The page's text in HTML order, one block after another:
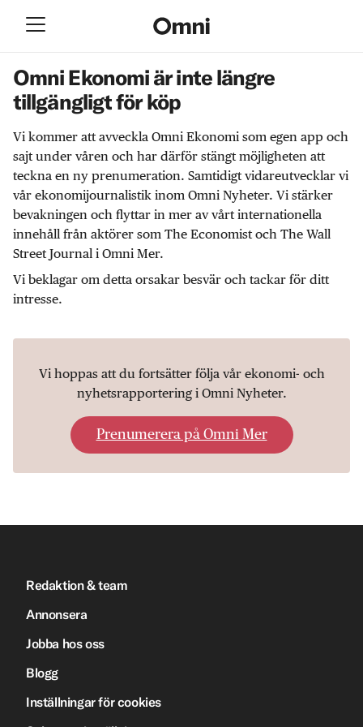
Omni Ekonomi är inte längre
tillgängligt för köp
Vi kommer att avveckla Omni Ekonomi som egen app och
sajt under våren och har därför stängt möjligheten att
teckna en ny prenumeration. Samtidigt vidareutvecklar vi
vår ekonomijournalistik inom Omni Nyheter. Vi stärker
bevakningen och flyttar in mer av vårt internationella
innehåll från aktörer som The Economist och The Wall
Street Journal i Omni Mer.
Vi beklagar om detta orsakar besvär och tackar för ditt
intresse.
Vi hoppas att du fortsätter följa vår ekonomi- och
nyhetsrapportering i Omni Nyheter.
Prenumerera på Omni Mer
Redaktion & team
Annonsera
Jobba hos oss
Blogg
Inställningar för cookies